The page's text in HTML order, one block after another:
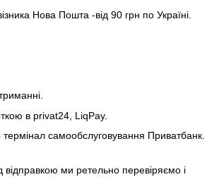
Нова Пошта -від 90 грн по Україні.
в privat24, LiqPay.
самообслуговування Приватбанк.
ми ретельно перевіряємо і